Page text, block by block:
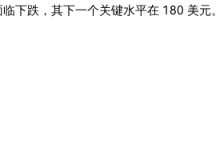
下跌，其下一个关键水平在 180 美元。